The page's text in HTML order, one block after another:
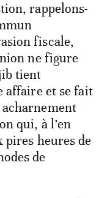
rappelons-
fiscale,
ne figure
tient
affaire et se fait
qui, à l’en
pires heures de
de